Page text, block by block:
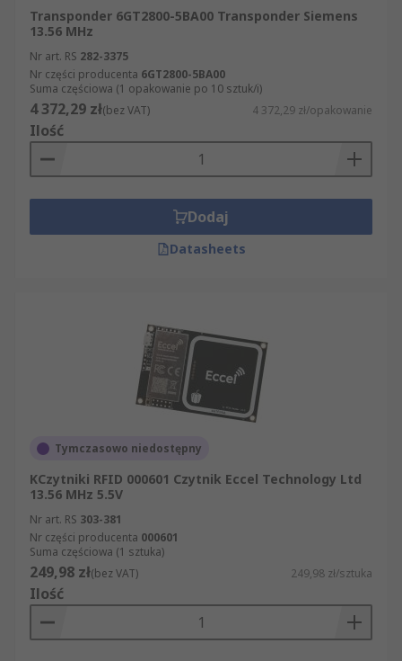
Transponder 6GT2800-5BA00 Transponder Siemens
13.56 MHz
Nr art. RS 282-3375
Nr części producenta 6GT2800-5BA00
Suma częściowa (1 opakowanie po 10 sztuk/i)
4 372,29 zł(bez VAT) 4 372,29 zł/opakowanie
Ilość
Dodaj
Datasheets
Tymczasowo niedostępny
KCzytniki RFID 000601 Czytnik Eccel Technology Ltd
13.56 MHz 5.5V
Nr art. RS 303-381
Nr części producenta 000601
Suma częściowa (1 sztuka)
249,98 zł(bez VAT) 249,98 zł/sztuka
Ilość